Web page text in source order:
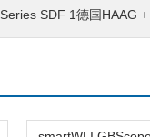
Series SDF 1德国HAAG +